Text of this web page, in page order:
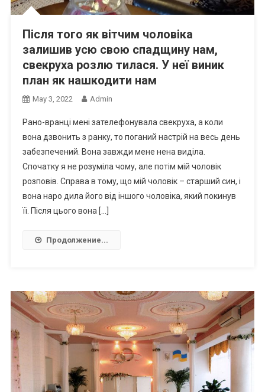
Після того як вітчим чоловіка
залишив усю свою спадщину нам,
свекруха розлю тилася. У неї виник
план як нашкодити нам
May 3, 2022 Admin
Рано-вранці мені зателефонувала свекруха, а коли
вона дзвонить з ранку, то поганий настрій на весь день
забезпечений. Вона завжди мене нена виділа.
Спочатку я не розуміла чому, але потім мій чоловік
розповів. Справа в тому, що мій чоловік – старший син, і
вона наро дила його від іншого чоловіка, який покинув
її. Після цього вона […]
Продолжение...